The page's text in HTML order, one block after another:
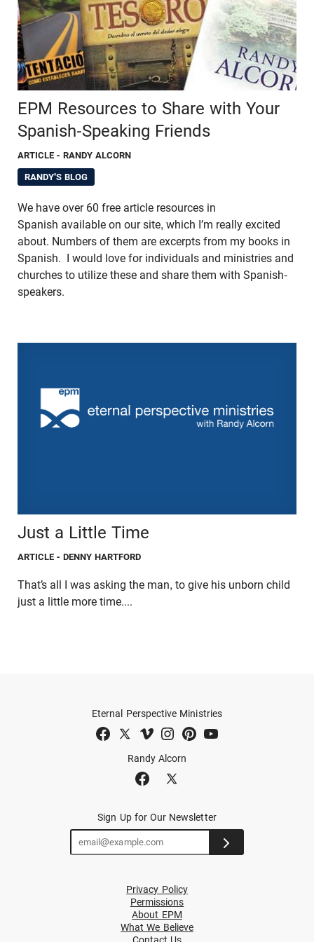
EPM Resources to Share with Your
Spanish-Speaking Friends
ARTICLE - RANDY ALCORN
RANDY'S BLOG
We have over 60 free article resources in
Spanish available on our site, which I’m really excited
about. Numbers of them are excerpts from my books in
Spanish. I would love for individuals and ministries and
churches to utilize these and share them with Spanish-
speakers.
Just a Little Time
ARTICLE - DENNY HARTFORD
That’s all I was asking the man, to give his unborn child
just a little more time....
Randy Alcorn
Eternal Perspective Ministries
Sign Up for Our Newsletter
Privacy Policy
Permissions
About EPM
What We Believe